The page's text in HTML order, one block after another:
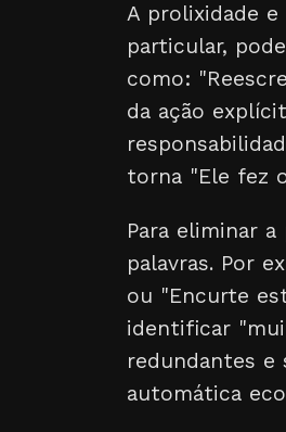
A prolixidade e
particular,
como:
da ação
torna "Ele fez
Para eliminar
palavras. Por
ou "Encurte
identificar
redundantes e
automática